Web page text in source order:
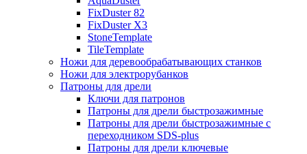
FixDuster 82
FixDuster Х3
StoneTemplate
TileTemplate
Ножи для деревообрабатывающих станков
Ножи для электрорубанков
Патроны для дрели
Ключи для патронов
Патроны для дрели быстрозажимные
Патроны для дрели быстрозажимные с
переходником SDS-plus
Патроны для дрели ключевые